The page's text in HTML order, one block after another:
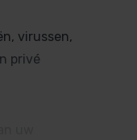
virussen,
privé